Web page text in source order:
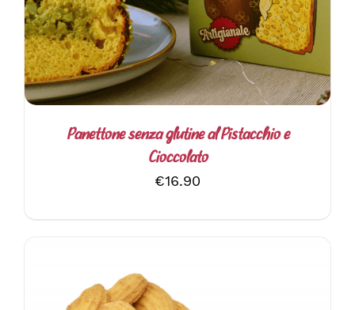
Panettone senza glutine al Pistacchio e
Cioccolato
€16.90